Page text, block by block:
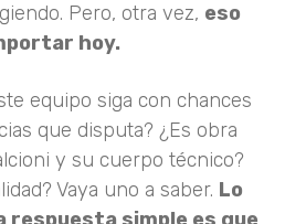
Pero, otra vez, eso
hoy.
equipo siga con chances
que disputa? ¿Es obra
y su cuerpo técnico?
Vaya uno a saber. Lo